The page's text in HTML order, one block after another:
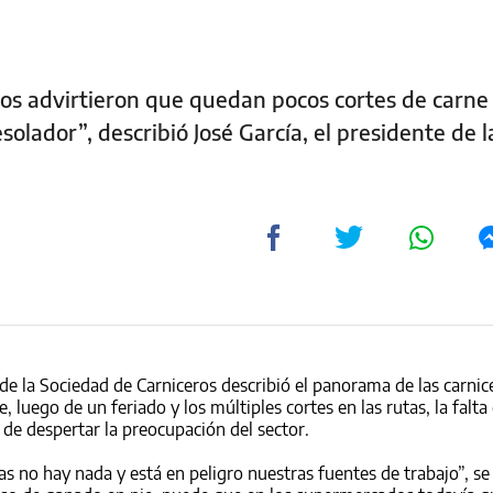
advirtieron que quedan pocos cortes de
describió José García, el presidente de
la Sociedad de Carniceros describió el panorama de las
luego de un feriado y los múltiples cortes en las rutas, la falta
despertar la preocupación del sector.
no hay nada y está en peligro nuestras fuentes de trabajo”,